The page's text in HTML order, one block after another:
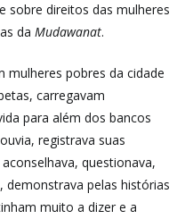
sobre direitos das mulheres
da Mudawanat.
mulheres pobres da cidade
carregavam
para além dos bancos
registrava suas
questionava,
pelas histórias
muito a dizer e a